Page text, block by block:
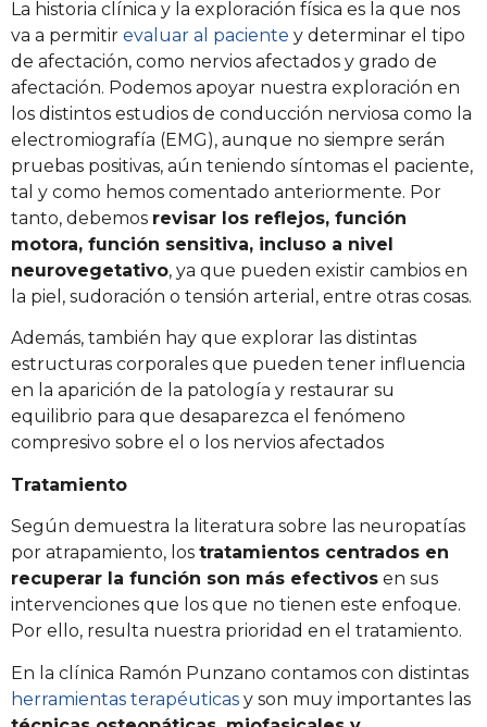
La historia clínica y la exploración física es la que nos
va a permitir evaluar al paciente y determinar el tipo
de afectación, como nervios afectados y grado de
afectación. Podemos apoyar nuestra exploración en
los distintos estudios de conducción nerviosa como la
electromiografía (EMG), aunque no siempre serán
pruebas positivas, aún teniendo síntomas el paciente,
tal y como hemos comentado anteriormente. Por
tanto, debemos revisar los reflejos, función
motora, función sensitiva, incluso a nivel
neurovegetativo, ya que pueden existir cambios en
la piel, sudoración o tensión arterial, entre otras cosas.
Además, también hay que explorar las distintas
estructuras corporales que pueden tener influencia
en la aparición de la patología y restaurar su
equilibrio para que desaparezca el fenómeno
compresivo sobre el o los nervios afectados
Tratamiento
Según demuestra la literatura sobre las neuropatías
por atrapamiento, los tratamientos centrados en
recuperar la función son más efectivos en sus
intervenciones que los que no tienen este enfoque.
Por ello, resulta nuestra prioridad en el tratamiento.
En la clínica Ramón Punzano contamos con distintas
herramientas terapéuticas y son muy importantes las